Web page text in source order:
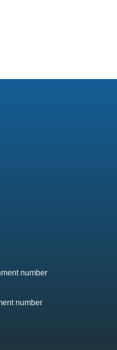
number
number